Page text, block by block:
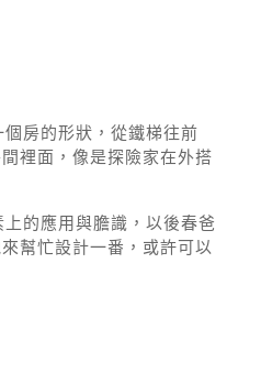
房的形狀，從鐵梯往前
裡面，像是探險家在外搭
的應用與膽識，以後春爸
幫忙設計一番，或許可以